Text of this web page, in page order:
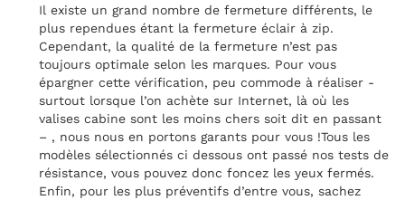
Il existe un grand nombre de fermeture différents, le
plus rependues étant la fermeture éclair à zip.
Cependant, la qualité de la fermeture n’est pas
toujours optimale selon les marques. Pour vous
épargner cette vérification, peu commode à réaliser -
surtout lorsque l’on achète sur Internet, là où les
valises cabine sont les moins chers soit dit en passant
– , nous nous en portons garants pour vous !Tous les
modèles sélectionnés ci dessous ont passé nos tests de
résistance, vous pouvez donc foncez les yeux fermés.
Enfin, pour les plus préventifs d’entre vous, sachez